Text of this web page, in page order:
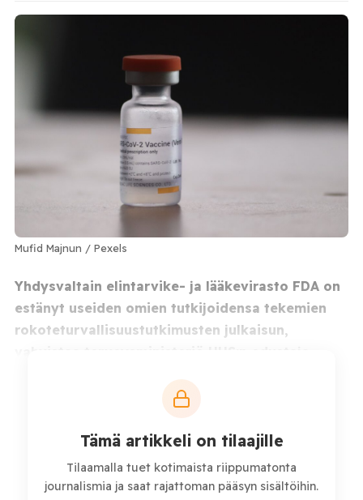
Mufid Majnun / Pexels
Yhdysvaltain elintarvike- ja lääkevirasto FDA on
estänyt useiden omien tutkijoidensa tekemien
rokoteturvallisuustutkimusten julkaisun,
vyöruusurokotteita ja olivat maksaneet
miljoonia dollareita julkisia varoja.
Viraston sisäiset tutkimukset jäihin
Tämä artikkeli on tilaajille
Tilaamalla tuet kotimaista riippumatonta
journalismia ja saat rajattoman pääsyn sisältöihin.